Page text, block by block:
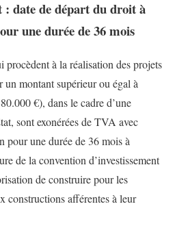
: date de départ du droit à
une durée de 36 mois
procèdent à la réalisation des projets
un montant supérieur ou égal à
€), dans le cadre d’une
sont exonérées de TVA avec
pour une durée de 36 mois à
de la convention d’investissement
de construire pour les
constructions afférentes à leur